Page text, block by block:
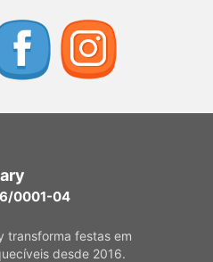
0001-04
transforma festas em
desde 2016.